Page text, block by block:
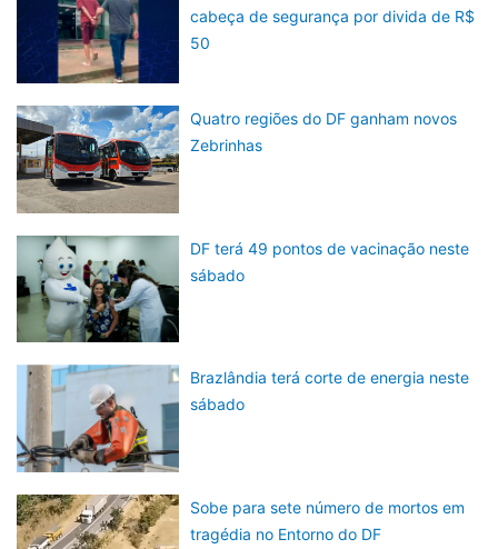
cabeça de segurança por divida de R$
50
Quatro regiões do DF ganham novos
Zebrinhas
DF terá 49 pontos de vacinação neste
sábado
Brazlândia terá corte de energia neste
sábado
Sobe para sete número de mortos em
tragédia no Entorno do DF